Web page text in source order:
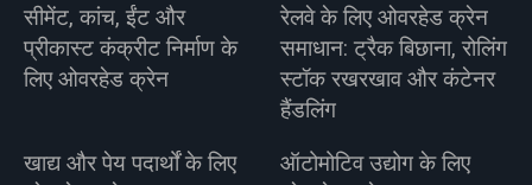
सीमेंट, कांच, ईंट और
प्रीकास्ट कंक्रीट निर्माण के
लिए ओवरहेड क्रेन
रेलवे के लिए ओवरहेड क्रेन
समाधान: ट्रैक बिछाना, रोलिंग
स्टॉक रखरखाव और कंटेनर
हैंडलिंग
खाद्य और पेय पदार्थों के लिए
ऑटोमोटिव उद्योग के लिए